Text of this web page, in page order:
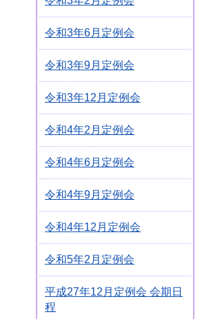
令和3年6月定例会
令和3年9月定例会
令和3年12月定例会
令和4年2月定例会
令和4年6月定例会
令和4年9月定例会
令和4年12月定例会
令和5年2月定例会
平成27年12月定例会 会期日
程